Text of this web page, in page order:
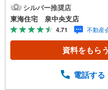
境*…。o〇 始発駅利用
広い敷地で庭や駐車ス
コストコホールセール
内について》お仕事終
の営業時間外でもあ
て頂きます！《ご相
学 約1時間～約2時間
シルバー推奨店
東海住宅 泉中央支店
4.71 不動産
資料をもらう
電話する